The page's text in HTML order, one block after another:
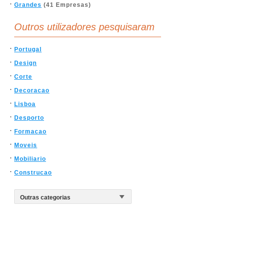
Grandes (41 Empresas)
Outros utilizadores pesquisaram
Portugal
Design
Corte
Decoracao
Lisboa
Desporto
Formacao
Moveis
Mobiliario
Construcao